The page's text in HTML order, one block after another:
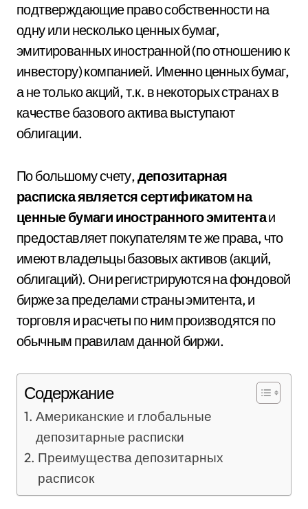
подтверждающие право собственности на
одну или несколько ценных бумаг,
эмитированных иностранной (по отношению к
инвестору) компанией. Именно ценных бумаг,
а не только акций, т.к. в некоторых странах в
качестве базового актива выступают
облигации.
По большому счету,депозитарная
расписка является сертификатом на
ценные бумаги иностранного эмитентаи
предоставляет покупателям те же права, что
имеют владельцы базовых активов (акций,
облигаций). Они регистрируются на фондовой
бирже за пределами страны эмитента, и
торговля и расчеты по ним производятся по
обычным правилам данной биржи.
Содержание
Американские и глобальные
депозитарные расписки
Преимущества депозитарных
расписок